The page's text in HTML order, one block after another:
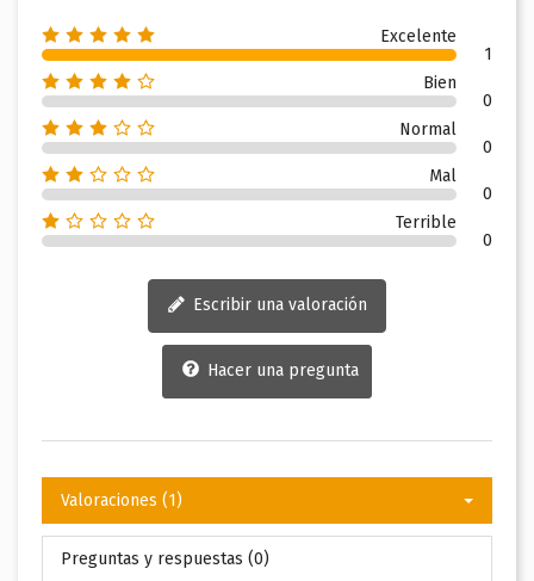
Excelente
1
Bien
0
Normal
0
Mal
0
Terrible
0
Escribir una valoración
Hacer una pregunta
Valoraciones (1)
Preguntas y respuestas (0)